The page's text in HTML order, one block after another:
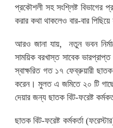
প্রকৌশলী সহ সংশ্লিষ্ট বিভাগের
করার কথা থাকলেও বার-বার
আরও জানা যায়, নতুন ভবন
সাময়িক বরখাস্ত সাবেক
স্বাক্ষরিত গত ১৭ ফেব্রুয়ারী
করেন। মুলত এ জমিতে ২০ টি
দেয়ার জন্য ছাতক বিট-ফরেষ্ট
ছাতক বিট-ফরেষ্ট কর্মকর্তা